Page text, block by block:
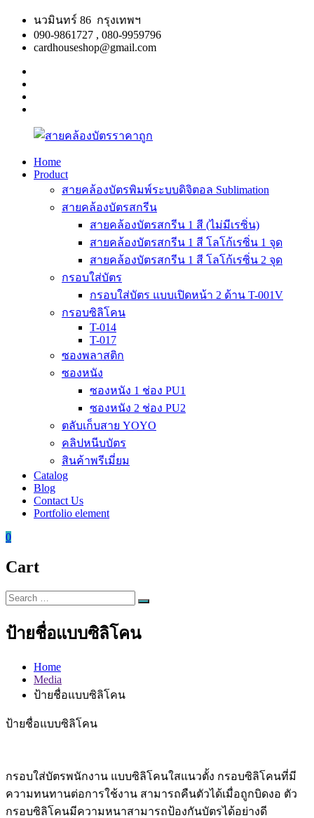
Skip
content
นวมินทร์ 86 กรุงเทพฯ
090-9861727 , 080-9959796
cardhouseshop@gmail.com
สาย
สินค้า
Home
Product
สายคล้องบัตรพิมพ์ระบบดิจิตอล Sublimation
สายคล้องบัตรสกรีน
สายคล้องบัตรสกรีน 1 สี (ไม่มีเรซิ่น)
สายคล้องบัตรสกรีน 1 สี โลโก้เรซิ่น 1 จุด
สายคล้องบัตรสกรีน 1 สี โลโก้เรซิ่น 2 จุด
กรอบใส่บัตร
กรอบใส่บัตร แบบเปิดหน้า 2 ด้าน T-001V
กรอบซิลิโคน
T-014
T-017
ซองพลาสติก
ซองหนัง
ซองหนัง 1 ช่อง PU1
ซองหนัง 2 ช่อง PU2
ตลับเก็บสาย YOYO
คลิปหนีบบัตร
สินค้าพรีเมี่ยม
Catalog
Blog
Contact Us
Portfolio element
0
Cart
Search
for:
Search
ป้ายชื่อแบบซิลิโคน
Home
Media
ป้ายชื่อแบบซิลิโคน
ป้ายชื่อแบบซิลิโคน
กรอบใส่บัตรพนักงาน แบบซิลิโคนใสแนวตั้ง กรอบซิลิโคนที่มี
ความทนทานต่อการใช้งาน สามารถคืนตัวได้เมื่อถูกบิดงอ ตัว
กรอบซิลิโคนมีความหนาสามารถป้องกันบัตรได้อย่างดี